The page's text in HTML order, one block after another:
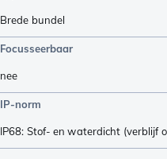
Brede bundel
Focusseerbaar
nee
IP-norm
IP68: Stof- en waterdicht (verblijf